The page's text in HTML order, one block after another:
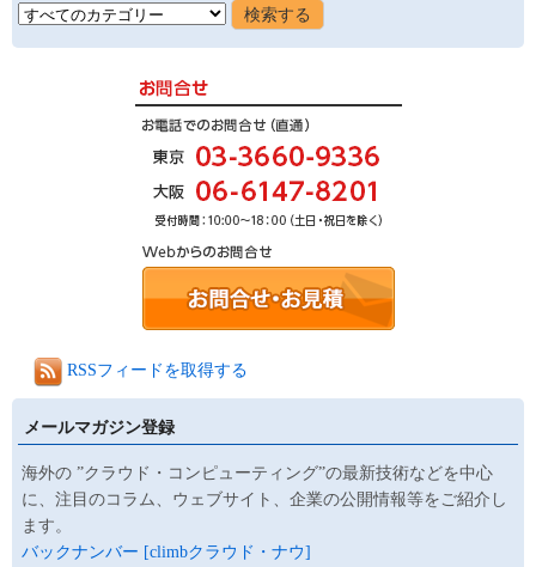
RSSフィードを取得する
メールマガジン登録
海外の ”クラウド・コンピューティング”の最新技術などを中心
に、注目のコラム、ウェブサイト、企業の公開情報等をご紹介し
ます。
バックナンバー [climbクラウド・ナウ]